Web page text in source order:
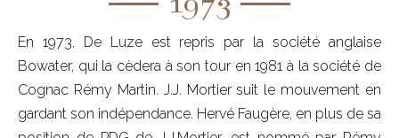
En 1973, De Luze est repris par la société anglaise
Bowater, qui la cèdera à son tour en 1981 à la société de
Cognac Rémy Martin. J.J. Mortier suit le mouvement en
gardant son indépendance. Hervé Faugère, en plus de sa